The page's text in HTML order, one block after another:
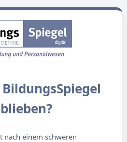
nach einem schweren